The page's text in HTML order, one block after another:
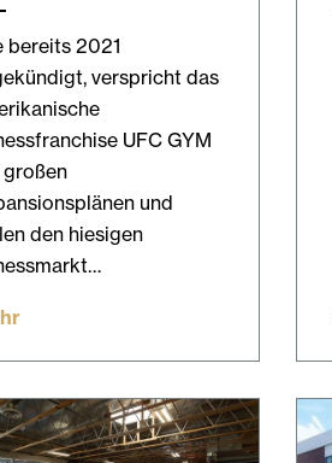
bereits 2021
verspricht das
UFC GYM
und
den hiesigen